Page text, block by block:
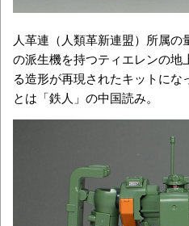
人革連（人類革新連盟）所属
の派生機を持つティエレンの地
る造形が再現されたキットにな
とは「鉄人」の中国読み。